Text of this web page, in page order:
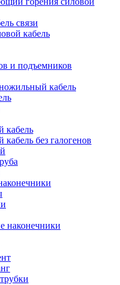
связи
кабель
и подъемников
кабель
кабель
без галогенов
наконечники